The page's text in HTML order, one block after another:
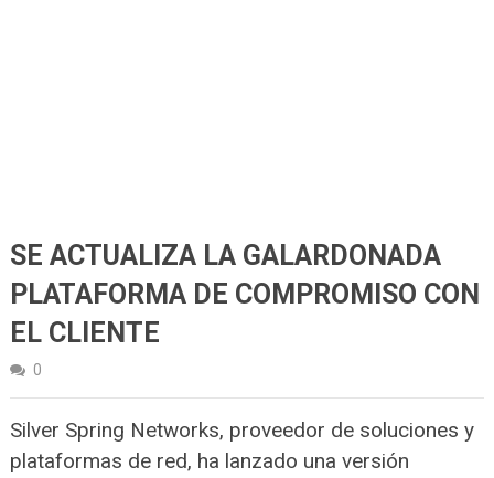
SE ACTUALIZA LA GALARDONADA
PLATAFORMA DE COMPROMISO CON
EL CLIENTE
0
Silver Spring Networks, proveedor de soluciones y
plataformas de red, ha lanzado una versión